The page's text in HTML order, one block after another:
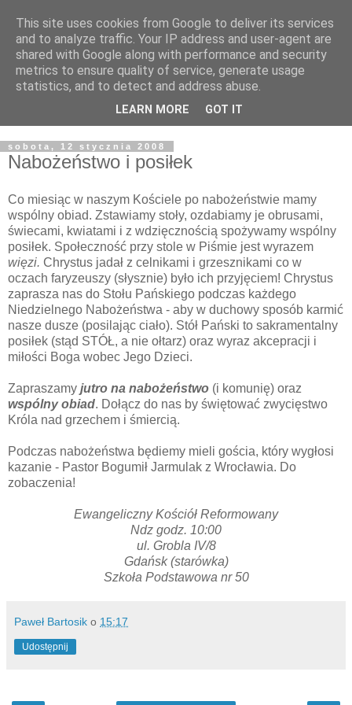
Żyjąc wiarą w REALNYM
świecie
Blog pastora Pawła Bartosika
sobota, 12 stycznia 2008
Nabożeństwo i posiłek
Co miesiąc w naszym Kościele po nabożeństwie mamy
wspólny obiad. Zstawiamy stoły, ozdabiamy je obrusami,
świecami, kwiatami i z wdzięcznością spożywamy wspólny
posiłek. Społeczność przy stole w Piśmie jest wyrazem
więzi. Chrystus jadał z celnikami i grzesznikami co w
oczach faryzeuszy (słysznie) było ich przyjęciem! Chrystus
zaprasza nas do Stołu Pańskiego podczas każdego
Niedzielnego Nabożeństwa - aby w duchowy sposób karmić
nasze dusze (posilając ciało). Stół Pański to sakramentalny
posiłek (stąd STÓŁ, a nie ołtarz) oraz wyraz akcepracji i
miłości Boga wobec Jego Dzieci.
Zapraszamy jutro na nabożeństwo (i komunię) oraz
wspólny obiad. Dołącz do nas by świętować zwycięstwo
Króla nad grzechem i śmiercią.
Podczas nabożeństwa będiemy mieli gościa, który wygłosi
kazanie - Pastor Bogumił Jarmulak z Wrocławia. Do
zobaczenia!
Ewangeliczny Kościół Reformowany
Ndz godz. 10:00
ul. Grobla IV/8
Gdańsk (starówka)
Szkoła Podstawowa nr 50
Paweł Bartosik o 15:17
Udostępnij
This site uses cookies from Google to deliver its services
and to analyze traffic. Your IP address and user-agent are
shared with Google along with performance and security
metrics to ensure quality of service, generate usage
statistics, and to detect and address abuse.
LEARN MORE GOT IT